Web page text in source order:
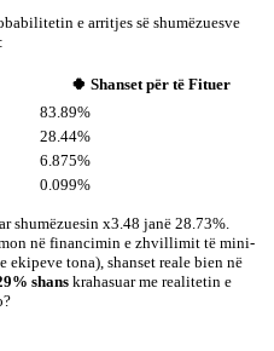
e arritjes së shumëzuesve
🍀 Shanset për të Fituer
83.89%
28.44%
6.875%
0.099%
shumëzuesin x3.48 janë 28.73%.
në financimin e zhvillimit të mini-
ekipeve tona), shanset reale bien në
shans krahasuar me realitetin e